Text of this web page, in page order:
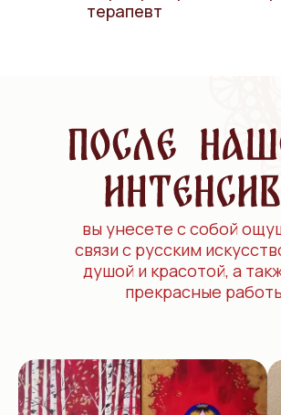
терапевт
вы унесете с собой
связи с русским
душой и красотой, а
прекрасные